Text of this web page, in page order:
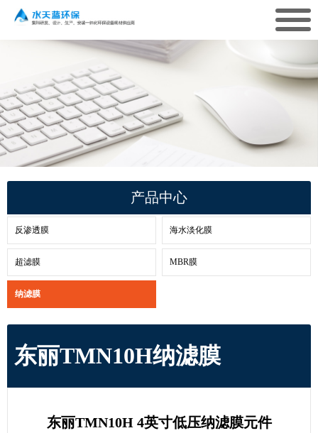
产品中心
反渗透膜 海水淡化膜
超滤膜 MBR膜
纳滤膜
东丽TMN10H纳滤膜
东丽TMN10H 4英寸低压纳滤膜元件